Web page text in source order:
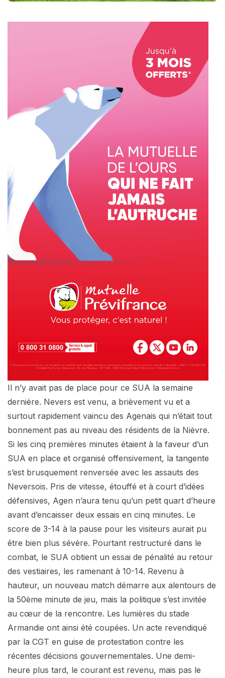
Il n’y avait pas de place pour ce SUA la semaine
dernière. Nevers est venu, a brièvement vu et a
surtout rapidement vaincu des Agenais qui n’était tout
bonnement pas au niveau des résidents de la Nièvre.
Si les cinq premières minutes étaient à la faveur d’un
SUA en place et organisé offensivement, la tangente
s’est brusquement renversée avec les assauts des
Neversois. Pris de vitesse, étouffé et à court d’idées
défensives, Agen n’aura tenu qu’un petit quart d’heure
avant d’encaisser deux essais en cinq minutes. Le
score de 3-14 à la pause pour les visiteurs aurait pu
être bien plus sévère. Pourtant restructuré dans le
combat, le SUA obtient un essai de pénalité au retour
des vestiaires, les ramenant à 10-14. Revenu à
hauteur, un nouveau match démarre aux alentours de
la 50ème minute de jeu, mais la politique s’est invitée
au cœur de la rencontre. Les lumières du stade
Armandie ont ainsi été coupées. Un acte revendiqué
par la CGT en guise de protestation contre les
récentes décisions gouvernementales. Une demi-
heure plus tard, le courant est revenu, mais pas le